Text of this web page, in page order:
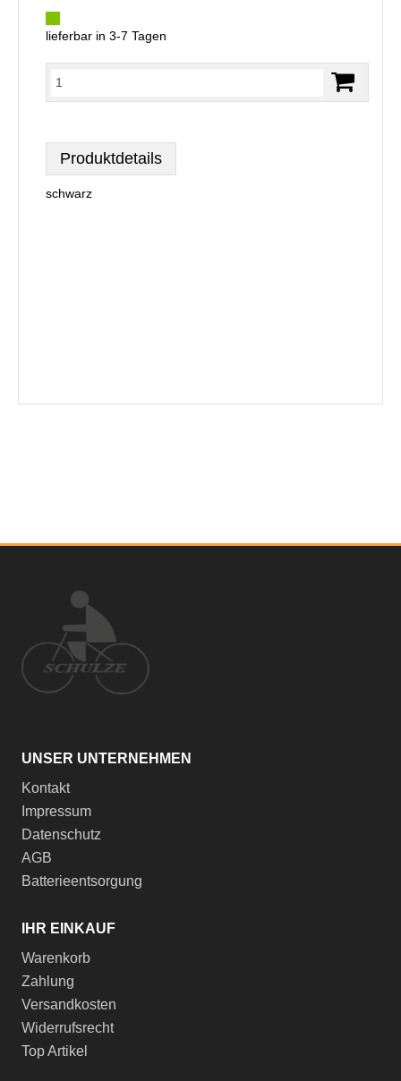
lieferbar in 3-7 Tagen
Produktdetails
schwarz
UNSER UNTERNEHMEN
Kontakt
Impressum
Datenschutz
AGB
Batterieentsorgung
IHR EINKAUF
Warenkorb
Zahlung
Versandkosten
Widerrufsrecht
Top Artikel